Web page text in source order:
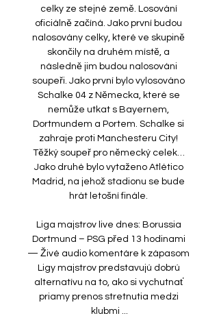
celky ze stejné země. Losování
oficiálně začíná. Jako první budou
nalosovány celky, které ve skupině
skončily na druhém místě, a
následně jim budou nalosováni
soupeři. Jako první bylo vylosováno
Schalke 04 z Německa, které se
nemůže utkat s Bayernem,
Dortmundem a Portem. Schalke si
zahraje proti Manchesteru City!
Těžký soupeř pro německý celek…
Jako druhé bylo vytaženo Atlético
Madrid, na jehož stadionu se bude
hrát letošní finále.
Liga majstrov live dnes: Borussia
Dortmund – PSG před 13 hodinami
— Živé audio komentáre k zápasom
Ligy majstrov predstavujú dobrú
alternatívu na to, ako si vychutnať
priamy prenos stretnutia medzi
klubmi ...